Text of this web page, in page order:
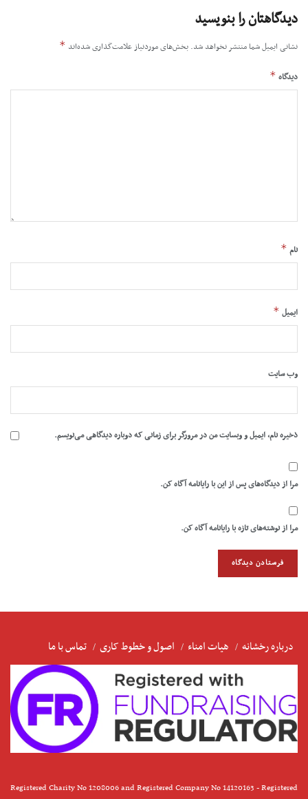
دیدگاهتان را بنویسید
نشانی ایمیل شما منتشر نخواهد شد. بخش‌های موردنیاز علامت‌گذاری شده‌اند *
دیدگاه *
نام *
ایمیل *
وب‌ سایت
ذخیره نام، ایمیل و وبسایت من در مرورگر برای زمانی که دوباره دیدگاهی می‌نویسم.
مرا از دیدگاه‌های پس از این با رایانامه آگاه کن.
مرا از نوشته‌های تازه با رایانامه آگاه کن.
درباره رخشانه هیات امناء اصول و خطوط کاری تماس با ما
Registered Charity No 1208006 and Registered Company No 14120163 - Registered